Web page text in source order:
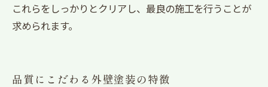
これらをしっかりとクリアし、最良の施工を行うことが
求められます。
品質にこだわる外壁塗装の特徴